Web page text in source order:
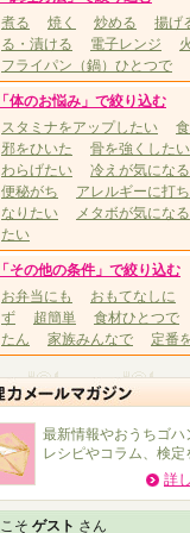
煮る
焼く 炒める 揚げ
る・漬ける
電子レンジ
フライパン（鍋）ひとつで
体のお悩み」で絞り込む
スタミナをアップしたい
邪をひいた
骨を強くしたい
わらげたい
冷えが気になる
便秘がち
アレルギーに打ち
なりたい
メタボが気になる
たい
その他の条件」で絞り込む
お弁当にも
おもてなしに
ず
超簡単 食材ひとつで
たん
家族みんなで 定番
最新情報やおうちゴハ
レシピやコラム、検定
詳
そ ゲスト さん